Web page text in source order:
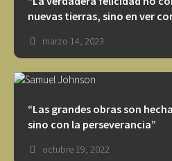
nuevas tierras, sino en ver
marzo 14, 2023
“Las grandes obras son
sino con la perseverancia”
octubre 19, 2022